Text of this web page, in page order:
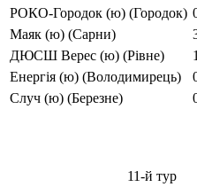
РОКО-Городок (ю) (Городок)
Маяк (ю) (Сарни)
ДЮСШ Верес (ю) (Рівне)
1
Енергія (ю) (Володимирець)
Случ (ю) (Березне)
11-й тур